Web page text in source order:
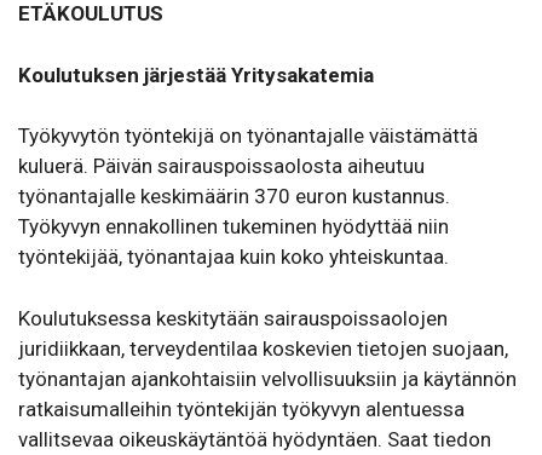
ETÄKOULUTUS
Koulutuksen järjestää Yritysakatemia
Työkyvytön työntekijä on työnantajalle väistämättä
kuluerä. Päivän sairauspoissaolosta aiheutuu
työnantajalle keskimäärin 370 euron kustannus.
Työkyvyn ennakollinen tukeminen hyödyttää niin
työntekijää, työnantajaa kuin koko yhteiskuntaa.
Koulutuksessa keskitytään sairauspoissaolojen
juridiikkaan, terveydentilaa koskevien tietojen suojaan,
työnantajan ajankohtaisiin velvollisuuksiin ja käytännön
ratkaisumalleihin työntekijän työkyvyn alentuessa
vallitsevaa oikeuskäytäntöä hyödyntäen. Saat tiedon